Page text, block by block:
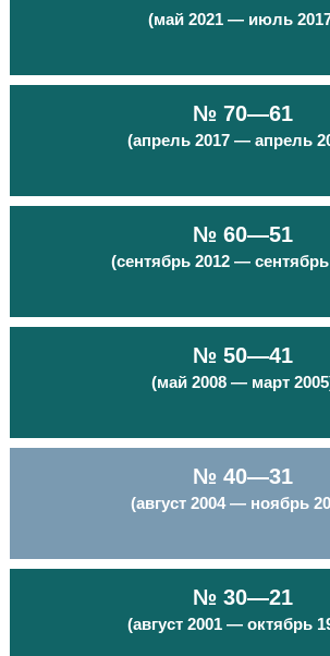
(май 2021 — июль
№ 70—61
(апрель 2017 — апрель
№ 60—51
(сентябрь 2012 — сентябрь
№ 50—41
(май 2008 — март
№ 40—31
(август 2004 — ноябрь
№ 30—21
(август 2001 — октябрь